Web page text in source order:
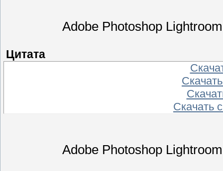
Adobe Photoshop
Цитата
Скачать
Adobe Photoshop